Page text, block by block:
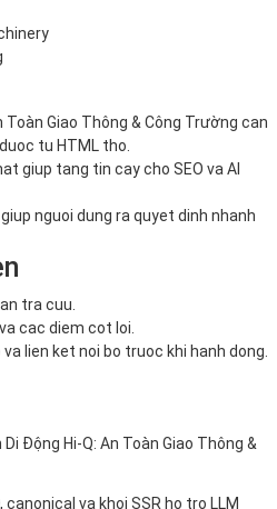
Toàn Giao Thông & Công Trường can
tu HTML tho.
giup tang tin cay cho SEO va AI
nguoi dung ra quyet dinh nhanh
tra cuu.
cac diem cot loi.
lien ket noi bo truoc khi hanh dong.
Di Động Hi-Q: An Toàn Giao Thông &
canonical va khoi SSR ho tro LLM